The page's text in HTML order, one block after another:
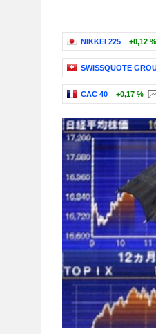
NIKKEI 225 +0,12 %
SWISSQUOTE
CAC 40 +0,17 %